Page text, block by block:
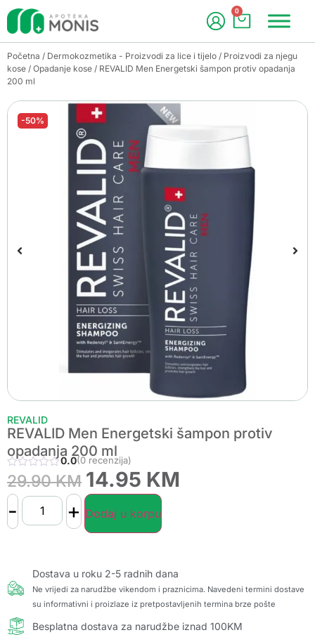
0
Početna / Dermokozmetika - Proizvodi za lice i tijelo / Proizvodi za njegu
kose / Opadanje kose / REVALID Men Energetski šampon protiv opadanja
200 ml
-50%
REVALID
REVALID Men Energetski šampon protiv
opadanja 200 ml
0.0(0 recenzija)
29.90KM 14.95 KM
- + Dodaj u korpu
Dostava u roku 2-5 radnih dana
Ne vrijedi za narudžbe vikendom i praznicima. Navedeni termini dostave
su informativni i proizlaze iz pretpostavljenih termina brze pošte
Besplatna dostava za narudžbe iznad 100KM